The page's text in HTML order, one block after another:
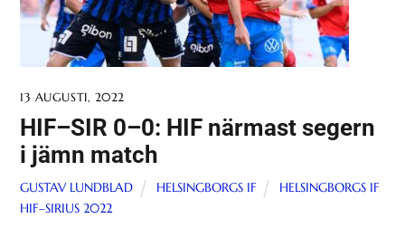
13 AUGUSTI, 2022
HIF–SIR 0–0: HIF närmast segern
i jämn match
GUSTAV LUNDBLAD HELSINGBORGS IF HELSINGBORGS IF,
HIF–SIRIUS 2022